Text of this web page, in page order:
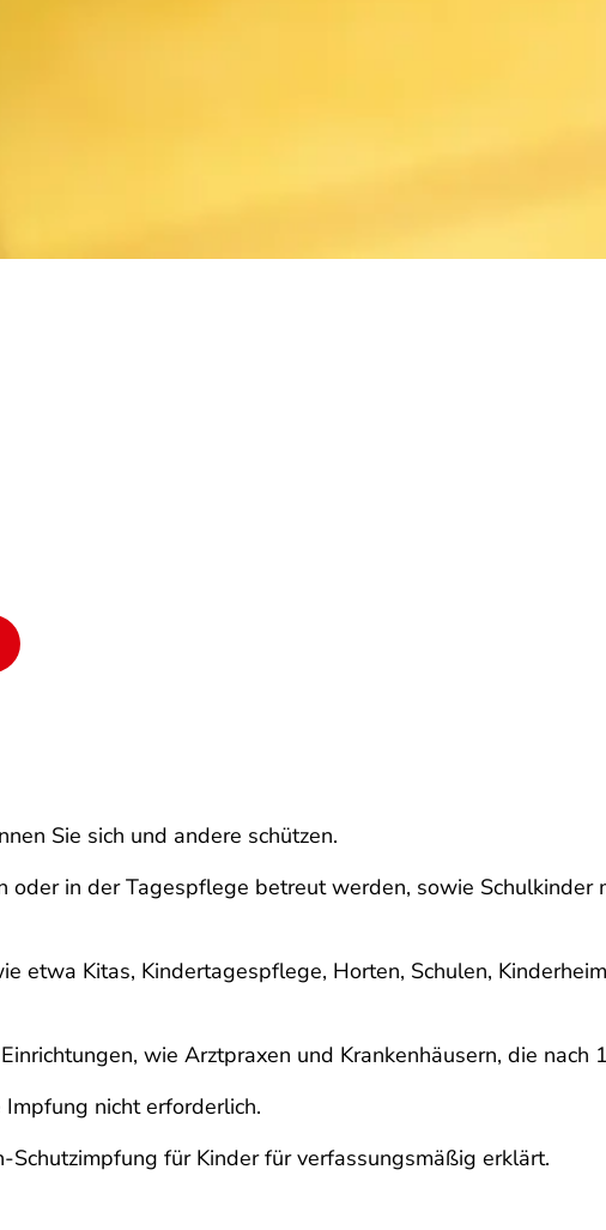
Sie sich und andere schützen.
oder in der Tagespflege betreut werden, sowie
etwa Kitas, Kindertagespflege, Horten, Schulen,
wie Arztpraxen und Krankenhäusern, die nach
nicht erforderlich.
für Kinder für verfassungsmäßig erklärt.